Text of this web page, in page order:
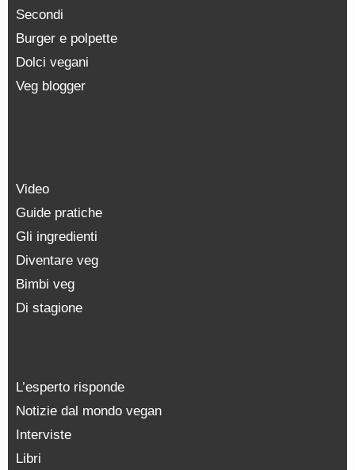
Secondi
Burger e polpette
Dolci vegani
Veg blogger
Video
Guide pratiche
Gli ingredienti
Diventare veg
Bimbi veg
Di stagione
L’esperto risponde
Notizie dal mondo vegan
Interviste
Libri